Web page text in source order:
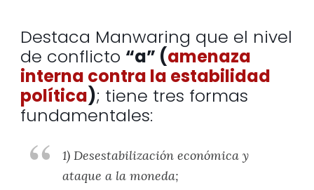
Destaca Manwaring que el nivel
de conflicto “a” (amenaza
interna contra la estabilidad
política); tiene tres formas
fundamentales:
1) Desestabilización económica y
ataque a la moneda;